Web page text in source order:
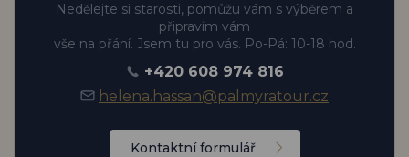
Nedělejte si starosti, pomůžu vám s výběrem a
připravím vám
vše na přání. Jsem tu pro vás. Po-Pá: 10-18 hod.
+420 608 974 816
helena.hassan@palmyratour.cz
Kontaktní formulář